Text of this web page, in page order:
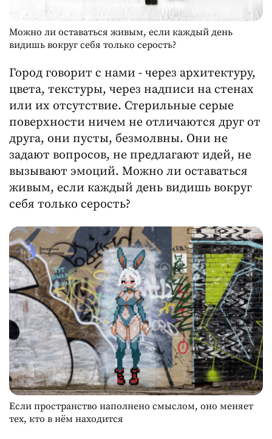
Можно ли оставаться живым, если каждый день
видишь вокруг себя только серость?
Город говорит с нами - через архитектуру,
цвета, текстуры, через надписи на стенах
или их отсутствие. Стерильные серые
поверхности ничем не отличаются друг от
друга, они пусты, безмолвны. Они не
задают вопросов, не предлагают идей, не
вызывают эмоций. Можно ли оставаться
живым, если каждый день видишь вокруг
себя только серость?
Если пространство наполнено смыслом, оно меняет
тех, кто в нём находится